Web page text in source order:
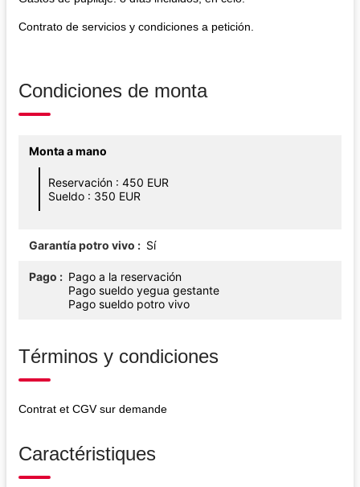
Contrato de servicios y condiciones a petición.
Condiciones de monta
Monta a mano
Reservación : 450 EUR
Sueldo : 350 EUR
Garantía potro vivo Sí
Pago
Pago a la reservación
Pago sueldo yegua gestante
Pago sueldo potro vivo
Términos y condiciones
Contrat et CGV sur demande
Caractéristiques